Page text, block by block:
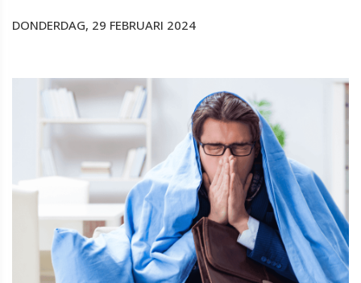
DONDERDAG, 29 FEBRUARI 2024